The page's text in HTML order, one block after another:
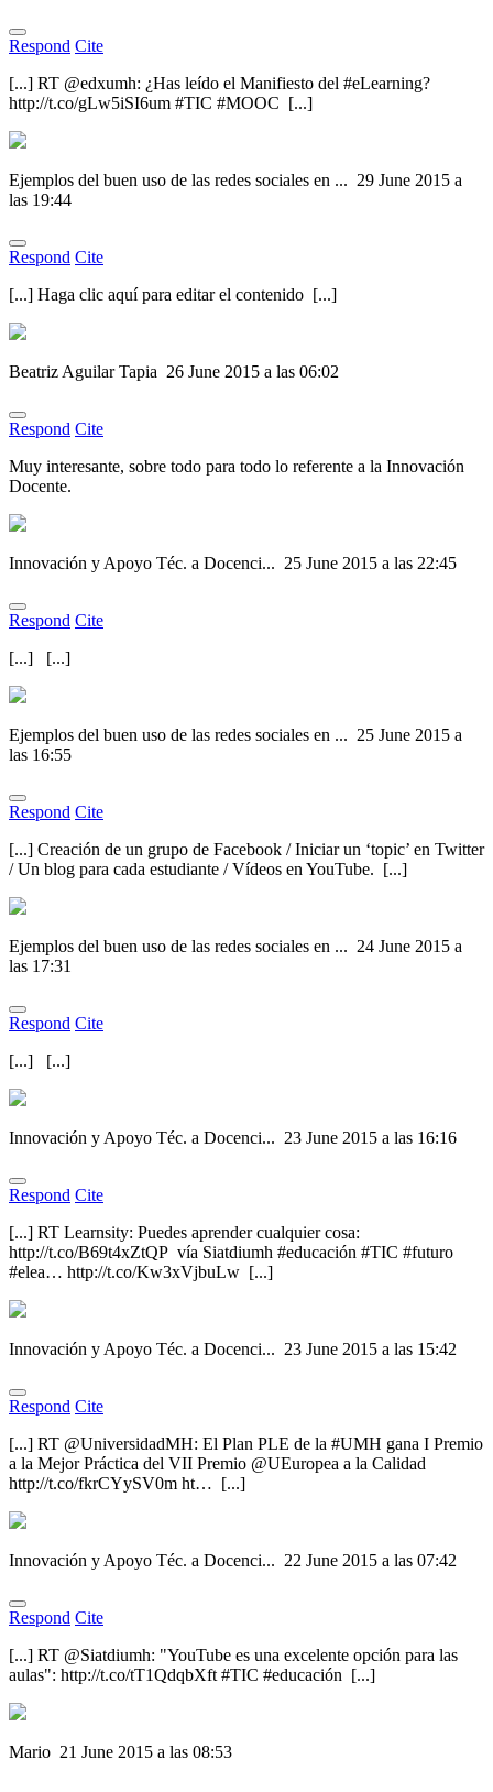
Respond Cite
[...] RT @edxumh: ¿Has leído el Manifiesto del #eLearning?
http://t.co/gLw5iSI6um #TIC #MOOC [...]
Ejemplos del buen uso de las redes sociales en ... 29 June 2015 a
las 19:44
Respond Cite
[...] Haga clic aquí para editar el contenido [...]
Beatriz Aguilar Tapia 26 June 2015 a las 06:02
Respond Cite
Muy interesante, sobre todo para todo lo referente a la Innovación
Docente.
Innovación y Apoyo Téc. a Docenci... 25 June 2015 a las 22:45
Respond Cite
[...] [...]
Ejemplos del buen uso de las redes sociales en ... 25 June 2015 a
las 16:55
Respond Cite
[...] Creación de un grupo de Facebook / Iniciar un ‘topic’ en Twitter
/ Un blog para cada estudiante / Vídeos en YouTube. [...]
Ejemplos del buen uso de las redes sociales en ... 24 June 2015 a
las 17:31
Respond Cite
[...] [...]
Innovación y Apoyo Téc. a Docenci... 23 June 2015 a las 16:16
Respond Cite
[...] RT Learnsity: Puedes aprender cualquier cosa:
http://t.co/B69t4xZtQP vía Siatdiumh #educación #TIC #futuro
#elea… http://t.co/Kw3xVjbuLw [...]
Innovación y Apoyo Téc. a Docenci... 23 June 2015 a las 15:42
Respond Cite
[...] RT @UniversidadMH: El Plan PLE de la #UMH gana I Premio
a la Mejor Práctica del VII Premio @UEuropea a la Calidad
http://t.co/fkrCYySV0m ht… [...]
Innovación y Apoyo Téc. a Docenci... 22 June 2015 a las 07:42
Respond Cite
[...] RT @Siatdiumh: "YouTube es una excelente opción para las
aulas": http://t.co/tT1QdqbXft #TIC #educación [...]
Mario 21 June 2015 a las 08:53